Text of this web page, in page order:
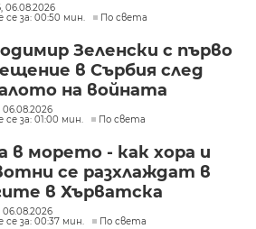
06.08.2026
се за: 00:50 мин.
По света
Зеленски с първо
в Сърбия след
на войната
06.08.2026
се за: 01:00 мин.
По света
в морето - как хора и
се разхлаждат в
в Хърватска
06.08.2026
се за: 00:37 мин.
По света